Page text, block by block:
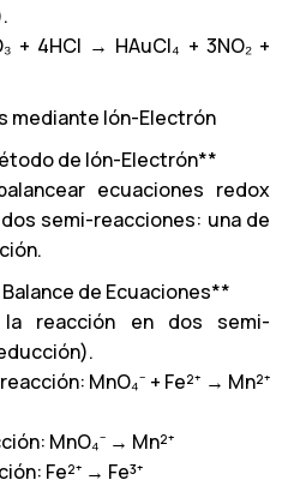
+ 4HCl → HAuCl₄ + 3NO₂ +
mediante Ión-Electrón
de Ión-Electrón**
ecuaciones redox
semi-reacciones: una de
de Ecuaciones**
reacción en dos semi-
MnO₄⁻ + Fe²⁺ → Mn²⁺
MnO₄⁻ → Mn²⁺
Fe²⁺ → Fe³⁺